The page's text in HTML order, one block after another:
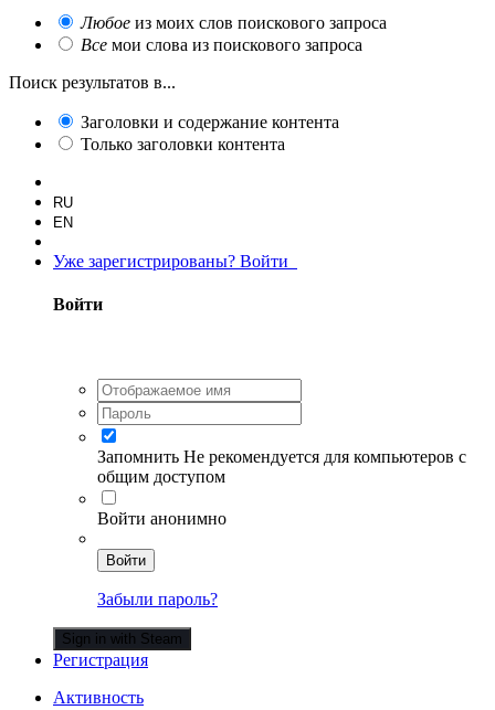
Любое из моих слов поискового запроса
Все мои слова из поискового запроса
Поиск результатов в...
Заголовки и содержание контента
Только заголовки контента
RU
EN
Уже зарегистрированы? Войти
Войти
Запомнить Не рекомендуется для компьютеров с
общим доступом
Войти анонимно
Войти
Забыли пароль?
Sign in with Steam
Регистрация
Активность